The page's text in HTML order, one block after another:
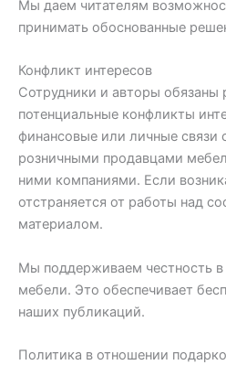
Мы даем читателям
принимать обоснованные
Конфликт интересов
Сотрудники и авторы
потенциальные конфликты
финансовые или личные связи
розничными продавцами
ними компаниями. Если
отстраняется от работы над
материалом.
Мы поддерживаем честность
мебели. Это обеспечивает
наших публикаций.
Политика в отношении